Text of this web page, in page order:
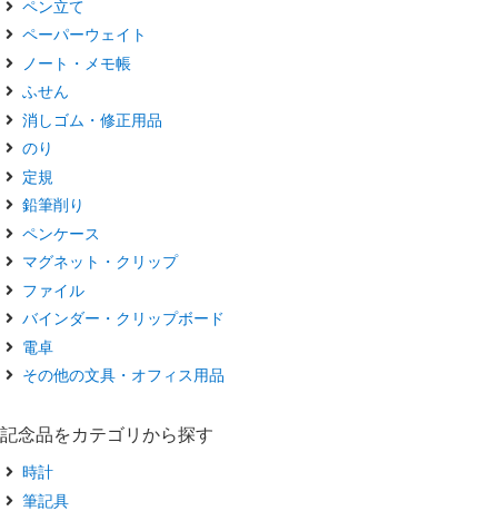
ペン立て
ペーパーウェイト
ノート・メモ帳
ふせん
消しゴム・修正用品
のり
定規
鉛筆削り
ペンケース
マグネット・クリップ
ファイル
バインダー・クリップボード
電卓
その他の文具・オフィス用品
記念品をカテゴリから探す
時計
筆記具